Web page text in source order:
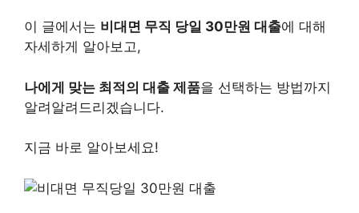
이 글에서는 비대면 무직 당일 30만원 대출에 대해
자세하게 알아보고,
나에게 맞는 최적의 대출 제품을 선택하는 방법까지
알려알려드리겠습니다.
지금 바로 알아보세요!